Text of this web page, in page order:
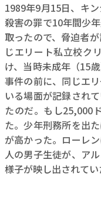
1989年9月15日、キ
殺害の罪で10年間少
取ったので、脅迫者
じエリート私立校ク
け、当時未成年（15
事件の前に、同じエ
いる場面が記録され
たのだ。もし25,000
た。少年刑務所を出
が高かった。ローレ
人の男子生徒が、ア
様子が映し出されてい